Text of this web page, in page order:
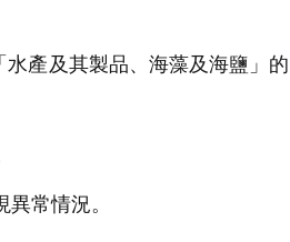
產及其製品、海藻及海鹽」的
常情況。